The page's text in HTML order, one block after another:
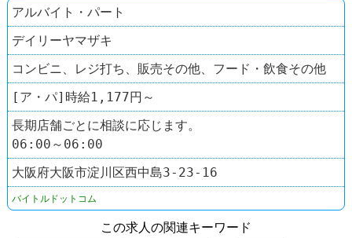
アルバイト・パート
デイリーヤマザキ
コンビニ、レジ打ち、販売その他、フード・飲食その他
[ア・パ]時給1,177円～
長期店舗ごとに相談に応じます。
06:00～06:00
大阪府大阪市淀川区西中島3‐23‐16
バイトルドットコム
この求人の関連キーワード